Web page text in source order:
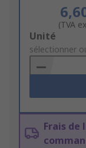
(TVA
Add
to
Basket
Unité
sélectionner
Frais